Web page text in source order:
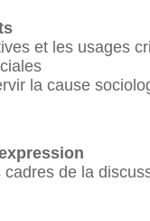
et les usages
la cause
cadres de la